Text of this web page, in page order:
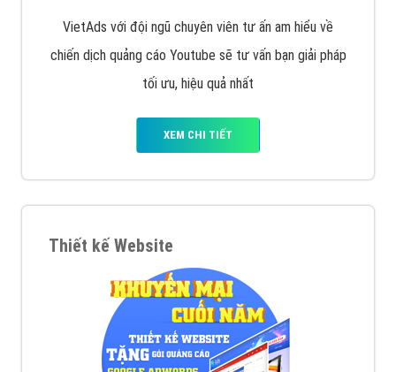
VietAds với đội ngũ chuyên viên tư ấn am hiểu về
chiến dịch quảng cáo Youtube sẽ tư vấn bạn giải pháp
tối ưu, hiệu quả nhất
XEM CHI TIẾT
Thiết kế Website